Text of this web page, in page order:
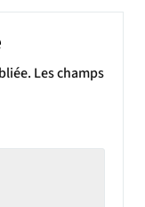
Les champs